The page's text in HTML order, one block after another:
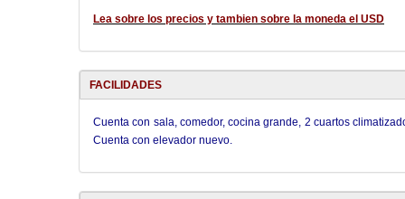
Lea sobre los precios y tambien sobre la moneda el USD
FACILIDADES
Cuenta con sala, comedor, cocina grande, 2 cuartos
Cuenta con elevador nuevo.